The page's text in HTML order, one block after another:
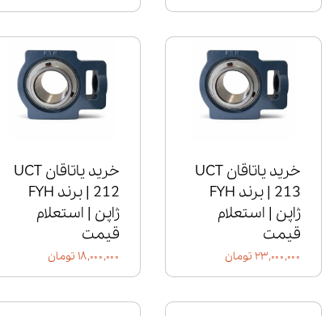
خرید یاتاقان UCT
213 | برند FYH
ژاپن | استعلام
قیمت
۲۳,۰۰۰,۰۰۰ تومان
خرید یاتاقان UCT
212 | برند FYH
ژاپن | استعلام
قیمت
۱۸,۰۰۰,۰۰۰ تومان